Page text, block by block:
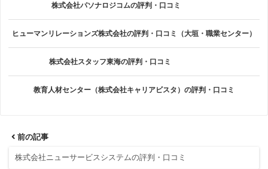
株式会社パソナロジコムの評判・口コミ
ヒューマンリレーションズ株式会社の評判・口コミ（大垣・職業センター）
株式会社スタッフ東海の評判・口コミ
教育人材センター（株式会社キャリアビスタ）の評判・口コミ
前の記事
株式会社ニューサービスシステムの評判・口コミ